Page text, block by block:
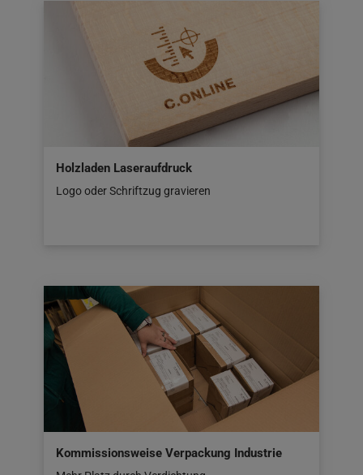
Holzladen Laseraufdruck
Logo oder Schriftzug gravieren
Kommissionsweise Verpackung Industrie